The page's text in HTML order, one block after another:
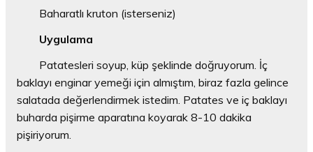
Baharatlı kruton (isterseniz)
Uygulama
Patatesleri soyup, küp şeklinde doğruyorum. İç
baklayı enginar yemeği için almıştım, biraz fazla gelince
salatada değerlendirmek istedim. Patates ve iç baklayı
buharda pişirme aparatına koyarak 8-10 dakika
pişiriyorum.